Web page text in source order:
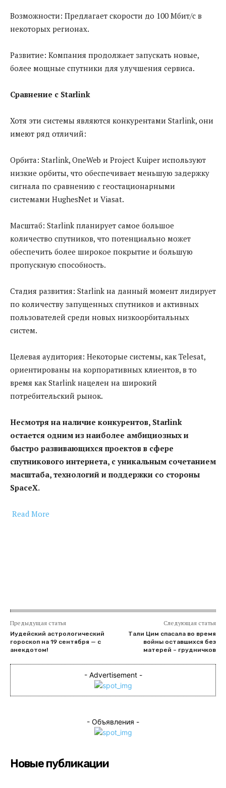
Возможности: Предлагает скорости до 100 Мбит/с в
некоторых регионах.
Развитие: Компания продолжает запускать новые,
более мощные спутники для улучшения сервиса.
Сравнение с Starlink
Хотя эти системы являются конкурентами Starlink, они
имеют ряд отличий:
Орбита: Starlink, OneWeb и Project Kuiper используют
низкие орбиты, что обеспечивает меньшую задержку
сигнала по сравнению с геостационарными
системами HughesNet и Viasat.
Масштаб: Starlink планирует самое большое
количество спутников, что потенциально может
обеспечить более широкое покрытие и большую
пропускную способность.
Стадия развития: Starlink на данный момент лидирует
по количеству запущенных спутников и активных
пользователей среди новых низкоорбитальных
систем.
Целевая аудитория: Некоторые системы, как Telesat,
ориентированы на корпоративных клиентов, в то
время как Starlink нацелен на широкий
потребительский рынок.
Несмотря на наличие конкурентов, Starlink
остается одним из наиболее амбициозных и
быстро развивающихся проектов в сфере
спутникового интернета, с уникальным сочетанием
масштаба, технологий и поддержки со стороны
SpaceX.
Read More
Предыдущая статья
Иудейский астрологический
гороскоп на 19 сентября — с
анекдотом!
Следующая статья
Тали Цим спасала во время
войны оставшихся без
матерей – грудничков
- Advertisement -
- Объявления -
Новые публикации